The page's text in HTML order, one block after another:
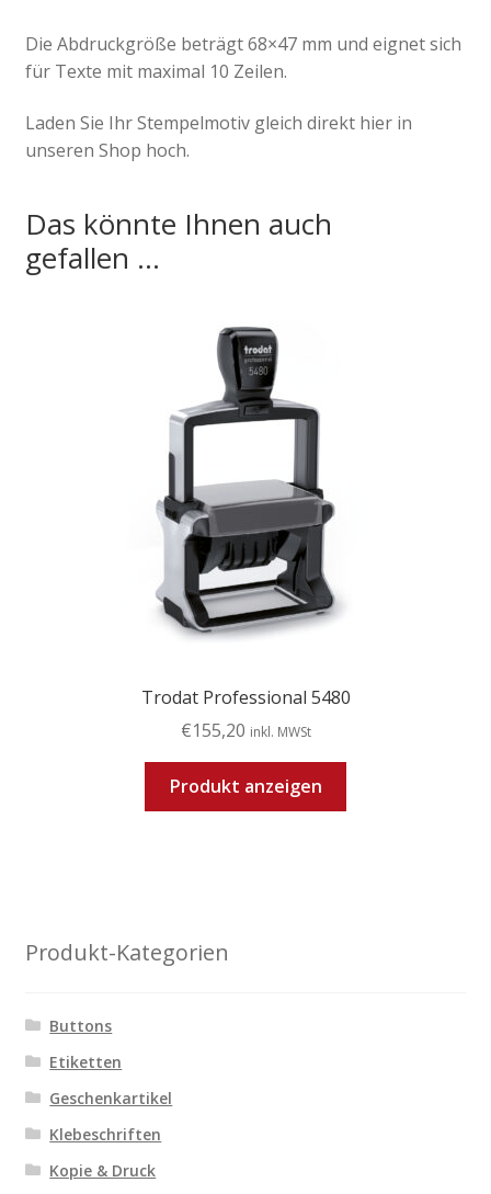
Die Abdruckgröße beträgt 68×47 mm und eignet sich
für Texte mit maximal 10 Zeilen.
Laden Sie Ihr Stempelmotiv gleich direkt hier in
unseren Shop hoch.
Das könnte Ihnen auch
gefallen …
Trodat Professional 5480
€155,20 inkl. MWSt
Produkt anzeigen
Produkt-Kategorien
Buttons
Etiketten
Geschenkartikel
Klebeschriften
Kopie & Druck